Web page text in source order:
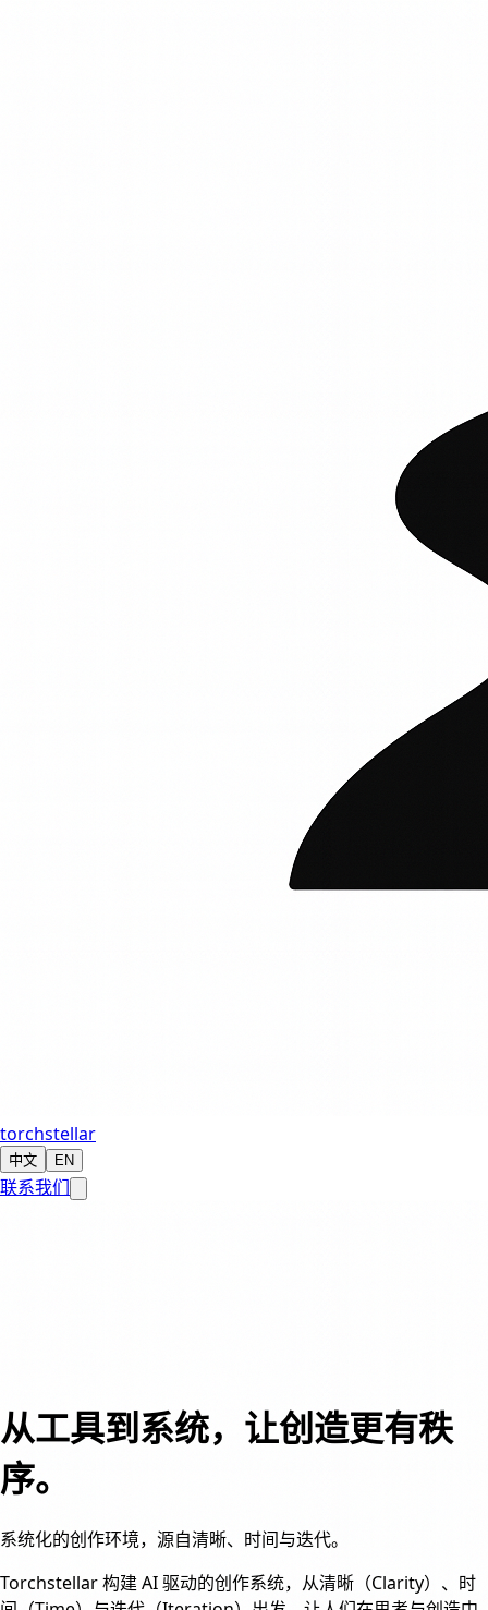
torchstellar
中文 EN
联系我们
从工具到系统，让创造更有秩
序。
系统化的创作环境，源自清晰、时间与迭代。
Torchstellar 构建 AI 驱动的创作系统，从清晰（Clarity）、时